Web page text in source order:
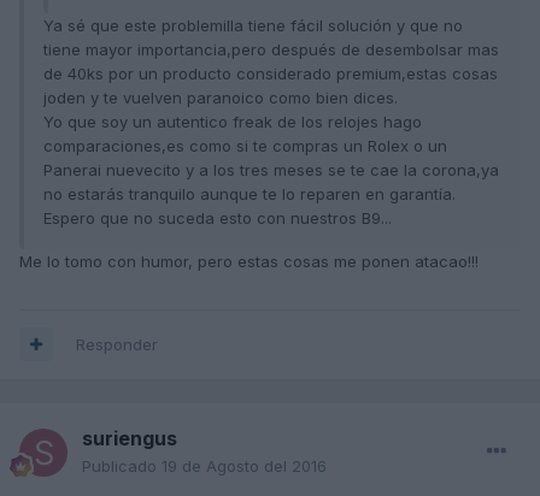
Ya sé que este problemilla tiene fácil solución y que no
tiene mayor importancia,pero después de desembolsar mas
de 40ks por un producto considerado premium,estas cosas
joden y te vuelven paranoico como bien dices.
Yo que soy un autentico freak de los relojes hago
comparaciones,es como si te compras un Rolex o un
Panerai nuevecito y a los tres meses se te cae la corona,ya
no estarás tranquilo aunque te lo reparen en garantía.
Espero que no suceda esto con nuestros B9...
Me lo tomo con humor, pero estas cosas me ponen atacao!!!
Responder
suriengus
Publicado 19 de Agosto del 2016